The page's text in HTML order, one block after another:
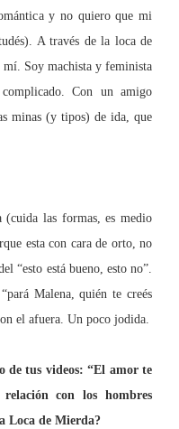
y no quiero que mi
A través de la loca de
Soy machista y feminista
Con un amigo
minas (y tipos) de ida, que
las formas, es medio
esta con cara de orto, no
“esto está bueno, esto no”.
Malena, quién te creés
el afuera. Un poco jodida.
de tus videos: “El amor te
con los hombres
Loca de Mierda?